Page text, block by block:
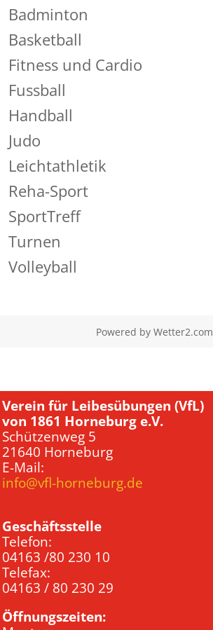
Badminton
Basketball
Fitness und Cardio
Fussball
Handball
Judo
Leichtathletik
Reha-Sport
SportTreff
Turnen
Volleyball
Powered by Wetter2.com
Verein für Leibesübungen (VfL)
von 1861 Horneburg e.V.
Schützenweg 5
21640 Horneburg
E-Mail:
info@vfl-horneburg.de
Geschäftsstelle
Telefon:
04163 /80 230 10
Telefax:
04163 / 80 230 29
Öffnungszeiten: